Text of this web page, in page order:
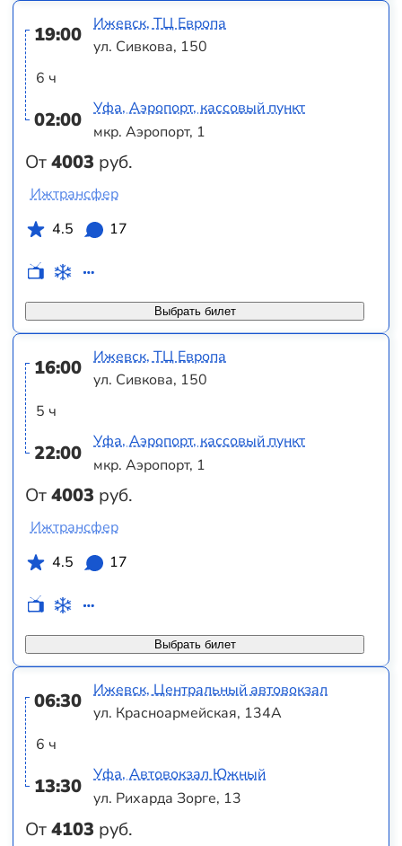
19:00
6 ч
02:00
От4003 руб.
Ижевск, ТЦ Европа
ул. Сивкова, 150
Уфа, Аэропорт, кассовый пункт
мкр. Аэропорт, 1
Выбрать билет
Ижтрансфер
4.5
17
16:00
5 ч
22:00
От4003 руб.
Ижевск, ТЦ Европа
ул. Сивкова, 150
Уфа, Аэропорт, кассовый пункт
мкр. Аэропорт, 1
Выбрать билет
Ижтрансфер
4.5
17
06:30
6 ч
13:30
От4103 руб.
Ижевск, Центральный автовокзал
ул. Красноармейская, 134А
Уфа, Автовокзал Южный
ул. Рихарда Зорге, 13